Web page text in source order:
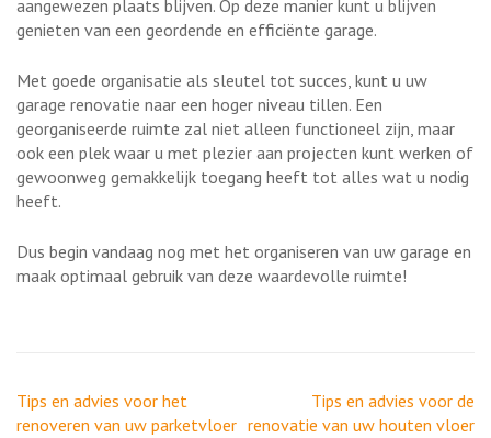
aangewezen plaats blijven. Op deze manier kunt u blijven
genieten van een geordende en efficiënte garage.
Met goede organisatie als sleutel tot succes, kunt u uw
garage renovatie naar een hoger niveau tillen. Een
georganiseerde ruimte zal niet alleen functioneel zijn, maar
ook een plek waar u met plezier aan projecten kunt werken of
gewoonweg gemakkelijk toegang heeft tot alles wat u nodig
heeft.
Dus begin vandaag nog met het organiseren van uw garage en
maak optimaal gebruik van deze waardevolle ruimte!
Berichtnavigatie
Tips en advies voor het
renoveren van uw parketvloer
Tips en advies voor de
renovatie van uw houten vloer